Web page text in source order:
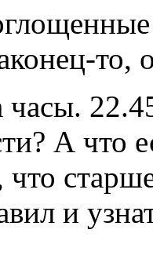
то,
часы.
А что
и